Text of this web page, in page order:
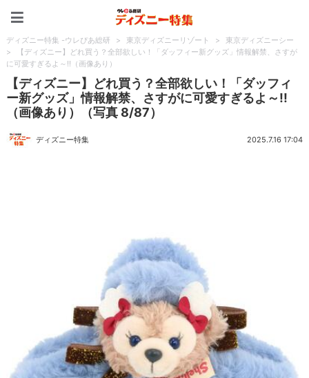
ディズニー特集 -ウレぴあ総研 > 東京ディズニーリゾート >
東京ディズニーシー
>
【ディズニー】どれ買う？全部欲しい！「ダッフィー新グッズ」情報解禁、さすが
に可愛すぎるよ～!!（画像あり）
【ディズニー】どれ買う？全部欲しい！「ダッフィ
ー新グッズ」情報解禁、さすがに可愛すぎるよ～!!
（画像あり）（写真 8/87）
ディズニー特集 2025.7.16 17:04